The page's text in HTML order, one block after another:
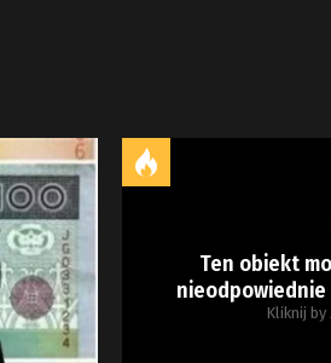
Ten obiekt
Kliknij by